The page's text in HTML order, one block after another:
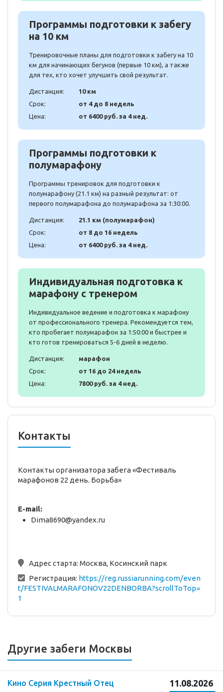
Программы подготовки к забегу
на 10 км
Тренировочные планы для подготовки к забегу на 10
км для начинающих бегунов (первые 10 км), а также
для тех, кто хочет улучшить свой результат.
Дистанция:
10 км
Срок:
от 4 до 8 недель
Цена:
от 6400 руб. за 4 нед.
Программы подготовки к
полумарафону
Программы тренировок для подготовки к
полумарафону (21.1 км) на разный результат: от
первого полумарафона до полумарафона за 1:30:00.
Дистанция:
21.1 км (полумарафон)
Срок:
от 8 до 16 недель
Цена:
от 6400 руб. за 4 нед.
Индивидуальная подготовка к
марафону с тренером
Индивидуальное ведение и подготовка к марафону
от профессионального тренера. Рекомендуется тем,
кто пробегает полумарафон за 1:50:00 и быстрее и
кто готов тренироваться 5-6 дней в неделю.
Дистанция:
марафон
Срок:
от 16 до 24 недель
Цена:
7800 руб. за 4 нед.
Контакты
Контакты организатора забега «Фестиваль
марафонов 22 день. Борьба»
E-mail:
Dima8690@yandex.ru
Адрес старта: Москва, Косинский парк
Регистрация: https://reg.russiarunning.com/even
t/FESTIVALMARAFONOV22DENBORBA?scrollToTop=
1
Другие забеги Москвы
Кино Серия Крестный Отец 11.08.2026